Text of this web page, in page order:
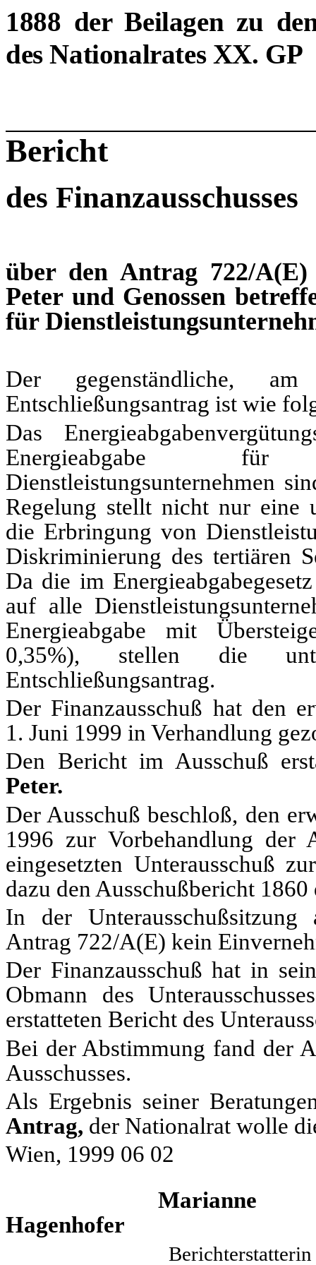
1888 der Beilagen zu
des Nationalrates XX. GP
Bericht
des Finanzausschusses
über den Antrag 722/
Peter und Genossen
für
Der gegenständliche,
Entschließungsantrag ist wie
Das
Energieabgabe für
Dienstleistungsunternehmen
Regelung stellt nicht nur eine
die Erbringung von
Diskriminierung des tertiären
Da die im
auf alle
Energieabgabe mit
0,35%), stellen die
Entschließungsantrag.
Der Finanzausschuß hat den
1. Juni 1999 in Verhandlung
Den Bericht im Ausschuß
Peter.
Der Ausschuß beschloß, den
1996 zur Vorbehandlung
eingesetzten Unterausschuß
dazu den Ausschußbericht
In der
Antrag 722/A(E) kein
Der Finanzausschuß hat in
Obmann des
erstatteten Bericht des
Bei der Abstimmung fand der
Ausschusses.
Als Ergebnis seiner
Antrag, der Nationalrat wolle
Wien, 1999 06 02
Marianne
Hagenhofer